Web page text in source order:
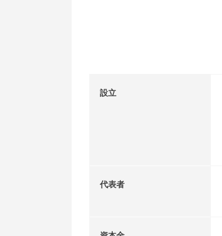
設立
代表者